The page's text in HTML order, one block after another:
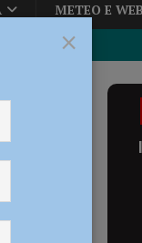
METEO E
da
×